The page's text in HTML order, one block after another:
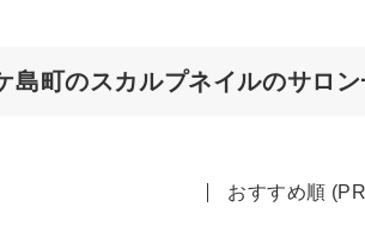
島町のスカルプネイルのサロ
おすすめ順